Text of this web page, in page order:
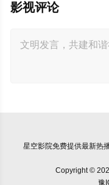
影视评论
星空影院免费提供最新热
Copyright ©
豫